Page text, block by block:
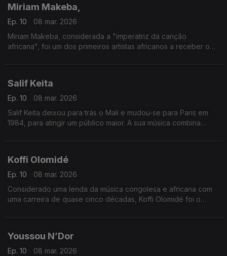
Miriam Makeba,
Ep. 10
08 mar. 2026
Miriam Makeba, considerada a "imperatriz da canção
africana", foi um dos primeiros artistas africanos a receber o
Salif Keita
Ep. 10
08 mar. 2026
Salif Keita deixou para trás o Mali e mudou-se para Paris em
1984, para atingir um público maior. A sua música combina
Koffi Olomidé
Ep. 10
08 mar. 2026
Considerado uma lenda da música congolesa e africana com
uma carreira de quase cinco décadas, Koffi Olomidé foi o
Youssou N’Dor
Ep. 10
08 mar. 2026